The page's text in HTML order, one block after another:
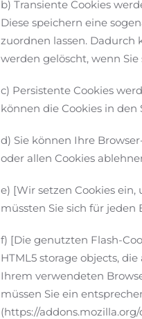
b) Transiente Cookies
Diese speichern eine
zuordnen lassen. Dadurch
werden gelöscht, wenn
c) Persistente Cookies
können die Cookies in
d) Sie können Ihre
oder allen Cookies
e) [Wir setzen Cookies
müssten Sie sich für jeden
f) [Die genutzten Flash-
HTML5 storage objects,
Ihrem verwendeten
müssen Sie ein
(https://